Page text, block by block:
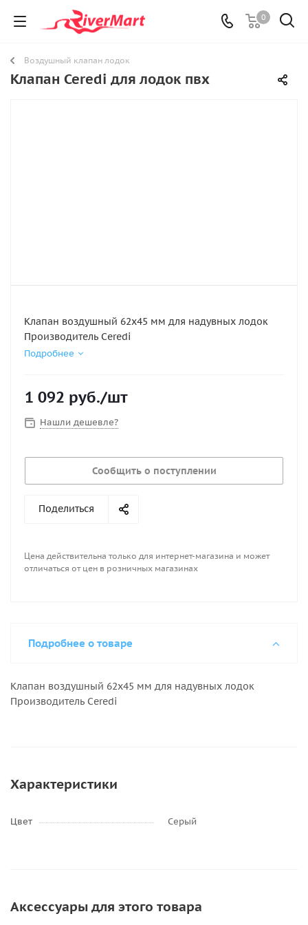
0
Воздушный клапан лодок
Клапан Ceredi для лодок пвх
Клапан воздушный 62х45 мм для надувных лодок
Производитель Ceredi
Подробнее
1 092 руб./шт
Нашли дешевле?
Сообщить о поступлении
Поделиться
Цена действительна только для интернет-магазина и может
отличаться от цен в розничных магазинах
Подробнее о товаре
Клапан воздушный 62х45 мм для надувных лодок
Производитель Ceredi
Характеристики
Цвет Серый
Аксессуары для этого товара